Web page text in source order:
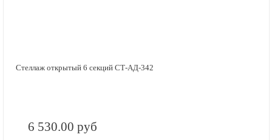
Стеллаж открытый 6 секций СТ-АД-342
6 530.00 руб